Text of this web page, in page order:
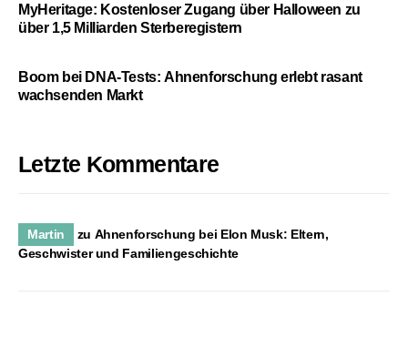
MyHeritage: Kostenloser Zugang über Halloween zu
über 1,5 Milliarden Sterberegistern
Boom bei DNA-Tests: Ahnenforschung erlebt rasant
wachsenden Markt
Letzte Kommentare
Martin zu Ahnenforschung bei Elon Musk: Eltern,
Geschwister und Familiengeschichte